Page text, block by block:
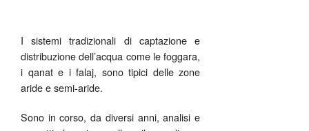
I sistemi tradizionali di captazione e
distribuzione dell’acqua come le foggara,
i qanat e i falaj, sono tipici delle zone
aride e semi-aride.
Sono in corso, da diversi anni, analisi e